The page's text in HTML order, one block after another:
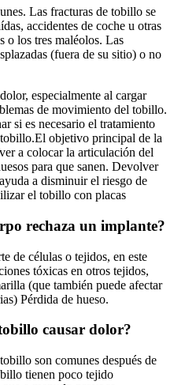
Las fracturas de tobillo se
accidentes de coche u otras
o los tres maléolos. Las
(fuera de su sitio) o no
especialmente al cargar
de movimiento del tobillo.
si es necesario el tratamiento
objetivo principal de la
a colocar la articulación del
para que sanen. Devolver
a disminuir el riesgo de
el tobillo con placas
rechaza un implante?
de células o tejidos, en este
tóxicas en otros tejidos,
(que también puede afectar
Pérdida de hueso.
causar dolor?
son comunes después de
tienen poco tejido